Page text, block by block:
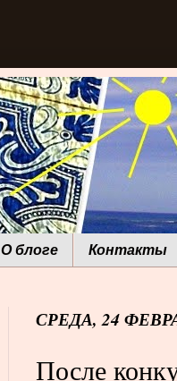
О блоге Контакты
СРЕДА, 24
После